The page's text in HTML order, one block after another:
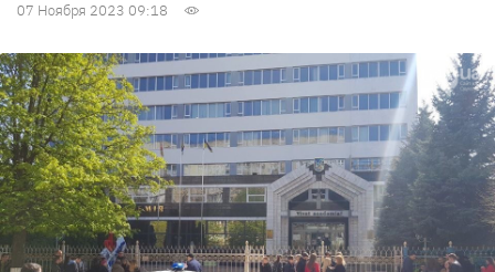
07 Ноября 2023 09:18